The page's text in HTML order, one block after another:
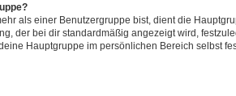
als einer Benutzergruppe bist, dient die
der bei dir standardmäßig angezeigt wird,
Hauptgruppe im persönlichen Bereich selbst